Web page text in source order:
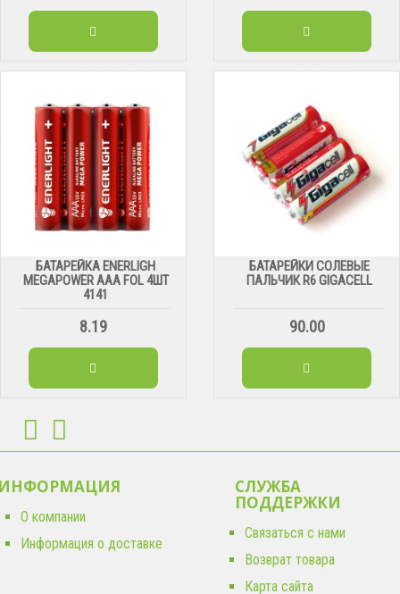
БАТАРЕЙКА ENERLIGH
MEGAPOWER ААА FOL 4ШТ
4141
8.19
БАТАРЕЙКИ СОЛЕВЫЕ
ПАЛЬЧИК R6 GIGACELL
90.00
О компании
Информация о доставке
СЛУЖБА
ПОДДЕРЖКИ
Связаться с нами
Возврат товара
Карта сайта